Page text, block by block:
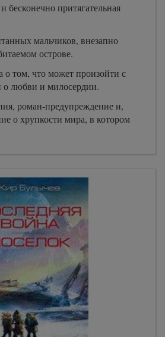
бесконечно притягательная
мальчиков, внезапно
острове.
о том, что может произойти с
любви и милосердии.
роман-предупреждение и,
о хрупкости мира, в котором